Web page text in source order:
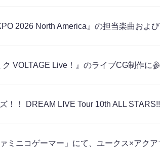
2026 North America』の担当楽曲およ
ク VOLTAGE Live！』のライブCG制作に参
！！ DREAM LIVE Tour 10th ALL
ミニコゲーマー」にて、ユークス×アク